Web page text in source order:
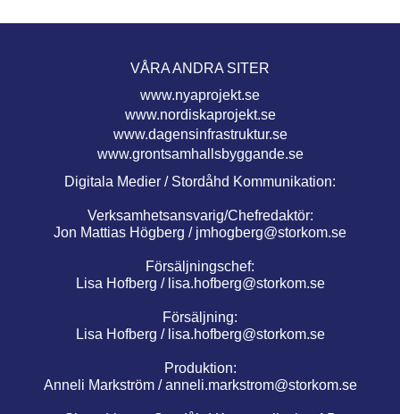
VÅRA ANDRA SITER
www.nyaprojekt.se
www.nordiskaprojekt.se
www.dagensinfrastruktur.se
www.grontsamhallsbyggande.se
Digitala Medier / Stordåhd Kommunikation:
Verksamhetsansvarig/Chefredaktör:
Jon Mattias Högberg / jmhogberg@storkom.se
Försäljningschef:
Lisa Hofberg / lisa.hofberg@storkom.se
Försäljning:
Lisa Hofberg / lisa.hofberg@storkom.se
Produktion:
Anneli Markström /anneli.markstrom@storkom.se